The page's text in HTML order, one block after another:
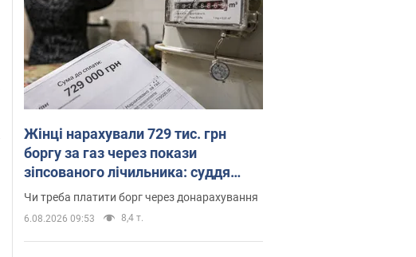
Жінці нарахували 729 тис. грн
боргу за газ через покази
зіпсованого лічильника: суддя
ухвалив неочікуване рішення
Чи треба платити борг через донарахування
6.08.2026 09:53 8,4 т.